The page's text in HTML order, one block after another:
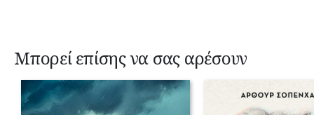
Μπορεί επίσης να σας αρέσουν